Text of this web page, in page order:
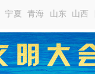
宁夏 青海 山东 山西